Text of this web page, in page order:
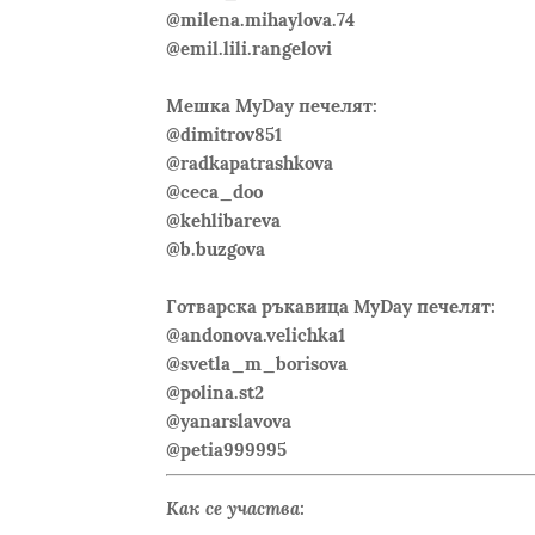
@milena.mihaylova.74
@emil.lili.rangelovi
Мешка MyDay печелят:
@dimitrov851
@radkapatrashkova
@ceca_doo
@kehlibareva
@b.buzgova
Готварска ръкавица MyDay печелят:
@andonova.velichka1
@svetla_m_borisova
@polina.st2
@yanarslavova
@petia999995
Как се участва: